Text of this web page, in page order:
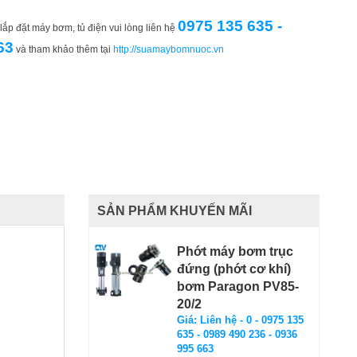
đặt máy bơm, tủ điện vui lòng liên hệ 0975 135 635 -
và tham khảo thêm tại http://suamaybomnuoc.vn
SẢN PHẨM KHUYẾN MÃI
Phớt máy bơm trục
đứng (phớt cơ khí)
bơm Paragon PV85-
20/2
Giá: Liên hệ - 0 - 0975 135
635 - 0989 490 236 - 0936
995 663